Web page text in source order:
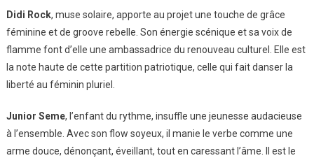
Didi Rock, muse solaire, apporte au projet une touche de grâce
féminine et de groove rebelle. Son énergie scénique et sa voix de
flamme font d’elle une ambassadrice du renouveau culturel. Elle est
la note haute de cette partition patriotique, celle qui fait danser la
liberté au féminin pluriel.
Junior Seme, l’enfant du rythme, insuffle une jeunesse audacieuse
à l’ensemble. Avec son flow soyeux, il manie le verbe comme une
arme douce, dénonçant, éveillant, tout en caressant l’âme. Il est le